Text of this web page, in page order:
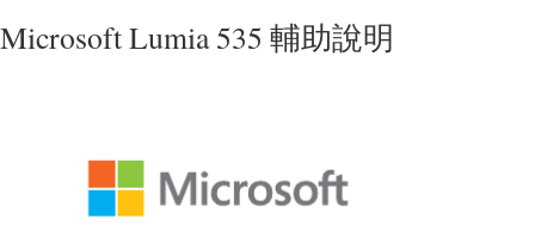
Microsoft Lumia 535 輔助說明